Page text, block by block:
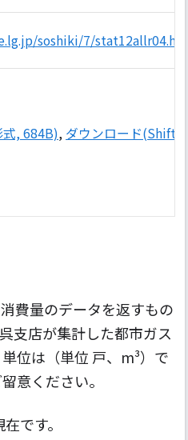
soshiki/7/
, 684B), ダウンロード(Shift-
費量のデータを返すもの
支店が集計した都市ガス
位は（単位 戸、m³）で
意ください。
です。